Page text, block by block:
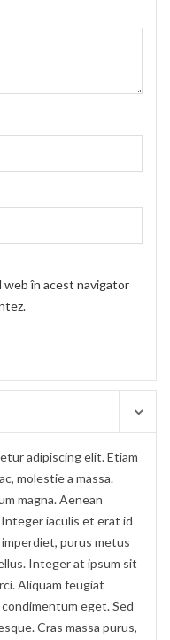
web în acest navigator
adipiscing elit. Etiam
molestie a massa.
magna. Aenean
iaculis et erat id
purus metus
Integer at ipsum sit
Aliquam feugiat
eget. Sed
Cras massa purus,